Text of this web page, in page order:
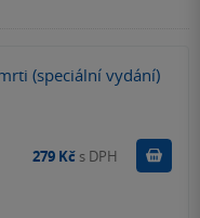
(speciální vydání)
279 Kč s DPH Koupit